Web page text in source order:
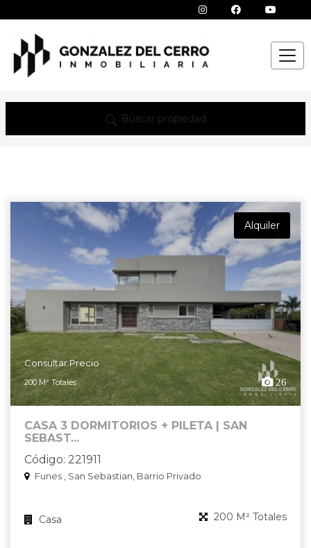
Buscar propiedad
Alquiler
Consultar Precio
200 M² Totales 26
CASA 3 DORMITORIOS + PILETA | SAN
SEBAST...
Código: 221911
Funes , San Sebastian, Barrio Privado
Casa 200 M² Totales